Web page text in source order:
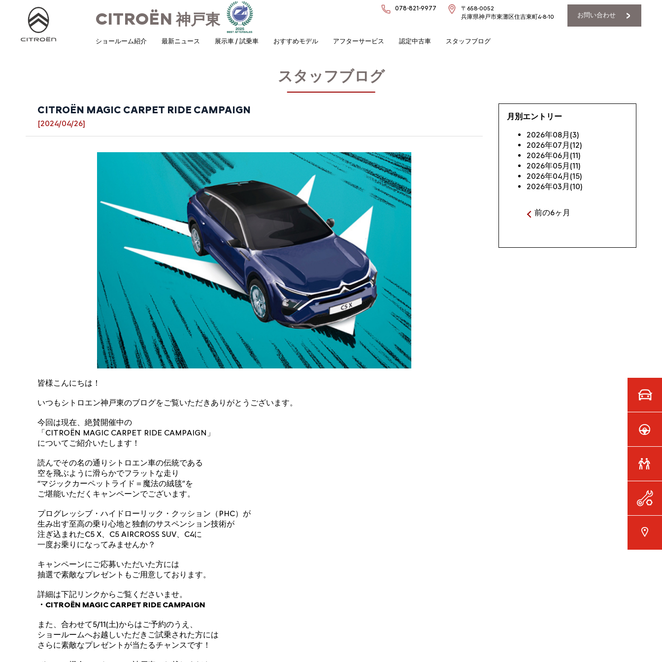
CITROËN神戸東
078-821-9977
〒658-0052
兵庫県神戸市東灘区住吉東町4-8-10
お問い合わせ
ショールーム紹介 最新ニュース 展示車 / 試乗車 おすすめモデル アフターサービス 認定中古車 スタッフブログ
スタッフブログ
CITROËN MAGIC CARPET RIDE CAMPAIGN
[2024/04/26]
皆様こんにちは！
いつもシトロエン神戸東のブログをご覧いただきありがとうございます。
今回は現在、絶賛開催中の
「CITROËN MAGIC CARPET RIDE CAMPAIGN」
についてご紹介いたします！
読んでその名の通りシトロエン車の伝統である
空を飛ぶように滑らかでフラットな走り
“マジックカーペットライド＝魔法の絨毯”を
ご堪能いただくキャンペーンでございます。
プログレッシブ・ハイドローリック・クッション（PHC）が
生み出す至高の乗り心地と独創のサスペンション技術が
注ぎ込まれたC5 X、C5 AIRCROSS SUV、C4に
一度お乗りになってみませんか？
キャンペーンにご応募いただいた方には
抽選で素敵なプレゼントもご用意しております。
詳細は下記リンクからご覧くださいませ。
・CITROËN MAGIC CARPET RIDE CAMPAIGN
また、合わせて5/11(土)からはご予約のうえ、
ショールームへお越しいただきご試乗された方には
さらに素敵なプレゼントが当たるチャンスです！
月別エントリー
2026年08月(3)
2026年07月(12)
2026年06月(11)
2026年05月(11)
2026年04月(15)
2026年03月(10)
前の6ヶ月